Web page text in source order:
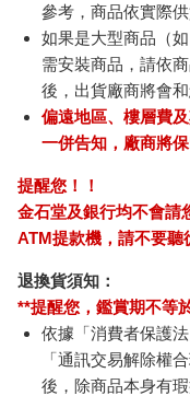
參考，商品依實際供
如果是大型商品（
需安裝商品，請依
後，出貨廠商將會
偏遠地區、樓層費
一併告知，廠商將
提醒您！！
金石堂及銀行均不會請
ATM提款機，請不要聽
退換貨須知：
**提醒您，鑑賞期不等
依據「消費者保護
「通訊交易解除權
後，除商品本身有